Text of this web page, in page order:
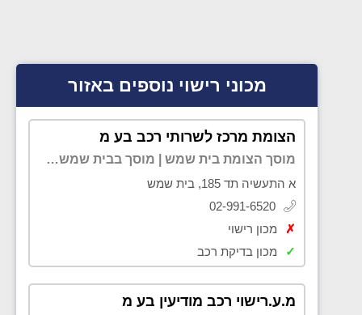
מכוני רישוי נוספים באזור
הצומת מרכז לשרותי רכב בע מ
מוסך הצומת בית שמש | מוסך בבית שמש | מוסכים בבית שמש | טיפול לרכב בבית שמש | בדיקת רכב לפני קניה בבית שמש
א התעשיה תד 185, בית שמש
02-991-6520
✗
מכון רישוי
✓
מכון בדיקת רכב
מ.ע.רישוי רכב מודיעין בע מ